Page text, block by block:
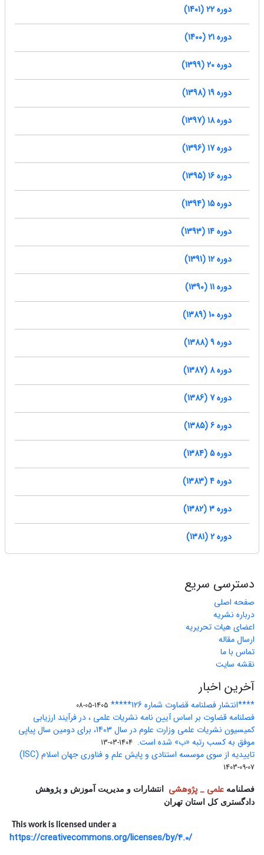
دوره 22 (1401)
دوره 21 (1400)
دوره 20 (1399)
دوره 19 (1398)
دوره 18 (1397)
دوره 17 (1396)
دوره 16 (1395)
دوره 15 (1394)
دوره 14 (1393)
دوره 12 (1391)
دوره 11 (1390)
دوره 10 (1389)
دوره 9 (1388)
دوره 8 (1387)
دوره 7 (1386)
دوره 6 (1385)
دوره 5 (1384)
دوره 4 (1383)
دوره 3 (1382)
دوره 2 (1381)
دسترسی سریع
صفحه اصلی
درباره نشریه
اعضای هیات تحریریه
ارسال مقاله
تماس با ما
نقشه سایت
آخرین اخبار
****انتشار فصلنامه قضاوت شماره 126***** 1405-05-08
فصلنامه قضاوت بر اساس آیین نامه نشریات علمی ، در فرآیند ارزیابی
کمیسیون نشریات علمی وزارت علوم در سال 1403، برای دومین سال پیاپی
موفق به کسب رتبه «ب» شده است. 1404-03-13
تاییدیه از سوی موسسه استنادی و پایش علم و فناوری جهان اسلام (ISC)
1403-09-07
فصلنامه علمی _ پژوهشی
انتشارات و مدیریت آموزش و پژوهش
دادگستری کل استان تهران
This work is licensed under a
https://creativecommons.org/licenses/by/4.0/